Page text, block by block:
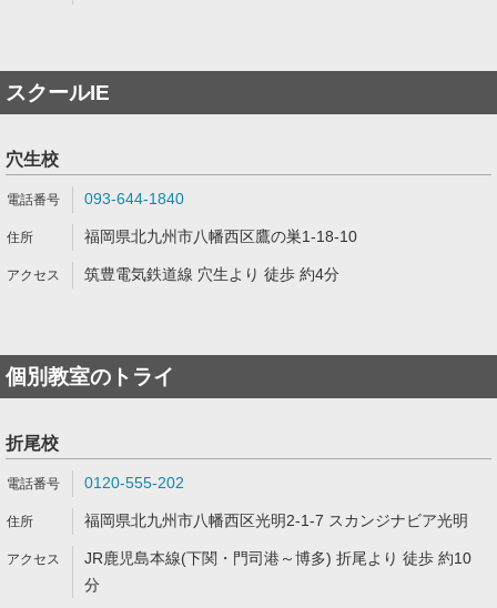
スクールIE
穴生校
093-644-1840
福岡県北九州市八幡西区鷹の巣1-18-10
筑豊電気鉄道線 穴生より 徒歩 約4分
個別教室のトライ
折尾校
0120-555-202
福岡県北九州市八幡西区光明2-1-7 スカンジナビア光明
JR鹿児島本線(下関・門司港～博多) 折尾より 徒歩 約10
分